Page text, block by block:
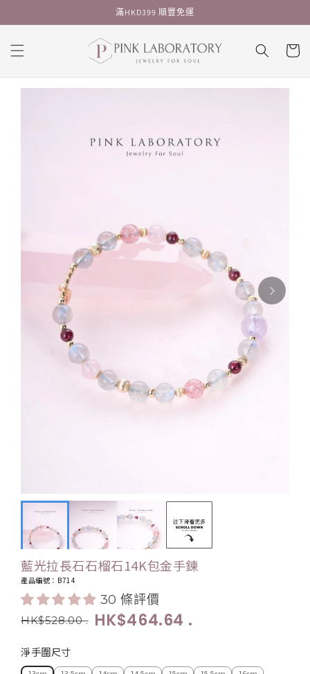
滿HKD399 順豐免運
物
藍光拉長石石榴石14K包金手鍊
產品編號：B714
30 條評價
HK$464.64 .
HK$528.00.
淨手圍尺寸